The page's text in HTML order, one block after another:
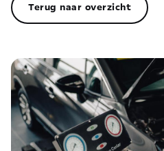
Terug naar overzicht